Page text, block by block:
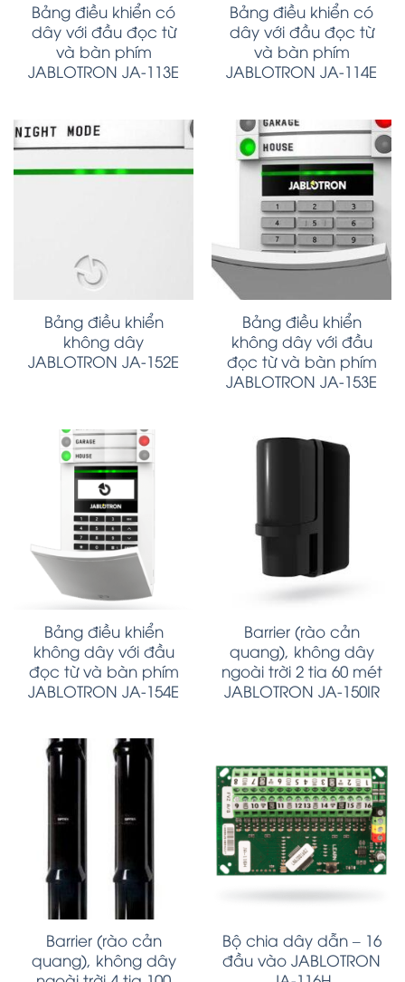
Bảng điều khiển có
dây với đầu đọc từ
và bàn phím
JABLOTRON JA-113E
Bảng điều khiển có
dây với đầu đọc từ
và bàn phím
JABLOTRON JA-114E
Bảng điều khiển
không dây
JABLOTRON JA-152E
Bảng điều khiển
không dây với đầu
đọc từ và bàn phím
JABLOTRON JA-153E
Bảng điều khiển
không dây với đầu
đọc từ và bàn phím
JABLOTRON JA-154E
Barrier (rào cản
quang), không dây
ngoài trời 2 tia 60 mét
JABLOTRON JA-150IR
Barrier (rào cản
quang), không dây
Bộ chia dây dẫn – 16
đầu vào JABLOTRON